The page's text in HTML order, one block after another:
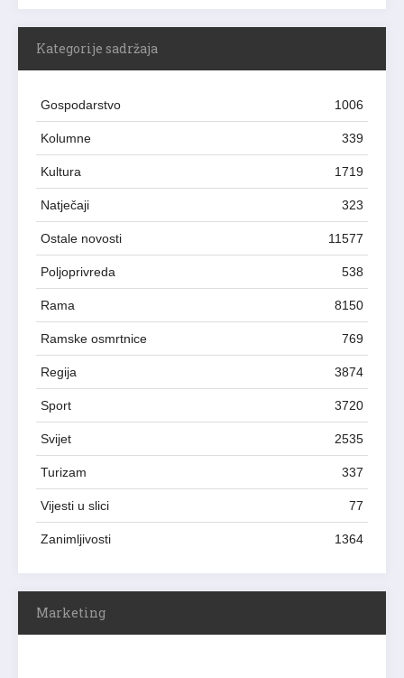
Kategorije sadržaja
Gospodarstvo 1006
Kolumne 339
Kultura 1719
Natječaji 323
Ostale novosti 11577
Poljoprivreda 538
Rama 8150
Ramske osmrtnice 769
Regija 3874
Sport 3720
Svijet 2535
Turizam 337
Vijesti u slici 77
Zanimljivosti 1364
Marketing